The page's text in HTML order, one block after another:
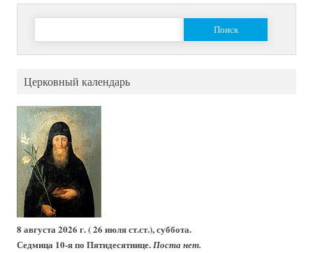
Найти:
Церковный календарь
8 августа 2026 г. ( 26 июля ст.ст.), суббота.
Седмица 10-я по Пятидесятнице.Поста нет.